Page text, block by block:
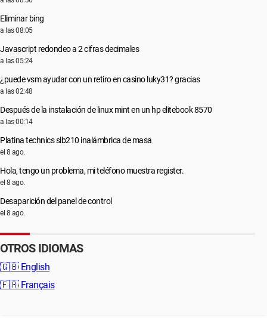
Eliminar bing
a las 08:05
Javascript redondeo a 2 cifras decimales
a las 05:24
¿puede vsm ayudar con un retiro en casino luky31? gracias
a las 02:48
Después de la instalación de linux mint en un hp elitebook 8570
a las 00:14
Platina technics slb210 inalámbrica de masa
el 8 ago.
Hola, tengo un problema, mi teléfono muestra register.
el 8 ago.
Desaparición del panel de control
el 8 ago.
OTROS IDIOMAS
🇬🇧 English
🇫🇷 Français